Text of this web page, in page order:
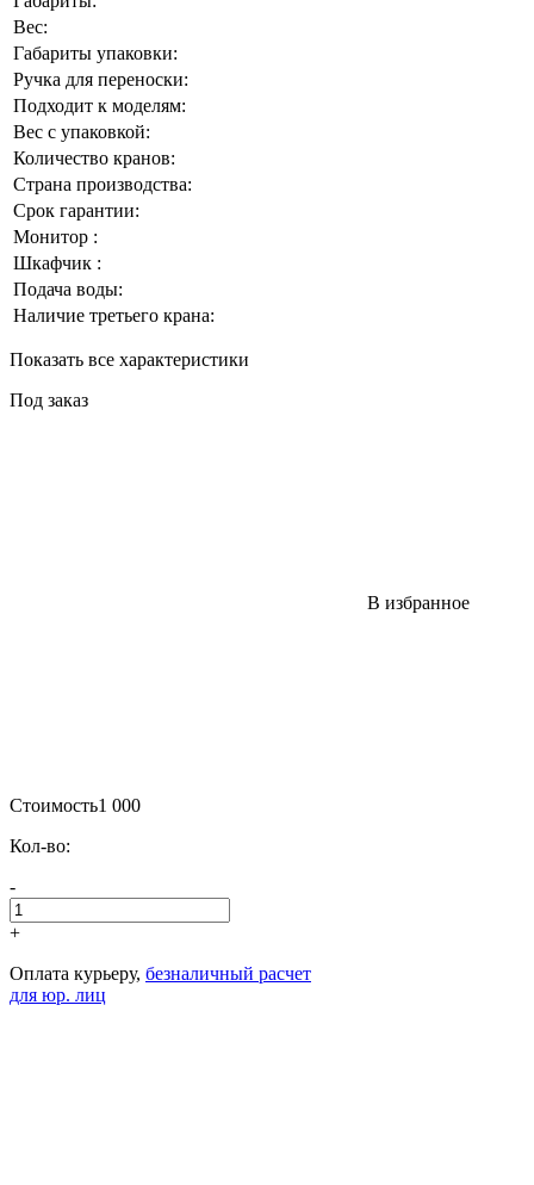
Вес:
Габариты упаковки:
Ручка для переноски:
Подходит к моделям:
Вес с упаковкой:
Количество кранов:
Страна производства:
Срок гарантии:
Монитор :
Шкафчик :
Подача воды:
Наличие третьего крана:
Показать все характеристики
Под заказ
В избранное
Стоимость1 000
Кол-во:
-
+
Оплата курьеру, безналичный расчет
для юр. лиц